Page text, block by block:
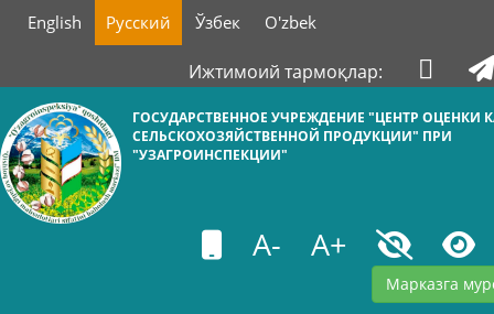
English Русский Ўзбек O'zbek
Ижтимоий тармоқлар:
ГОСУДАРСТВЕННОЕ УЧРЕЖДЕНИЕ "ЦЕНТР ОЦЕНКИ
СЕЛЬСКОХОЗЯЙСТВЕННОЙ ПРОДУКЦИИ" ПРИ
"УЗАГРОИНСПЕКЦИИ"
A- A+
Марказга